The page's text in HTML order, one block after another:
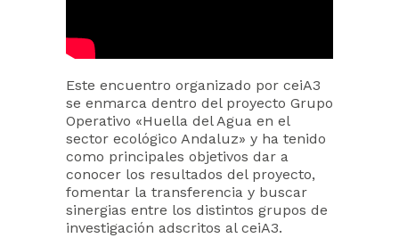
Este encuentro organizado por ceiA3
se enmarca dentro del proyecto Grupo
Operativo «Huella del Agua en el
sector ecológico Andaluz» y ha tenido
como principales objetivos dar a
conocer los resultados del proyecto,
fomentar la transferencia y buscar
sinergias entre los distintos grupos de
investigación adscritos al ceiA3.